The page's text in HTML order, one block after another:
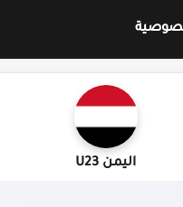
اليمن U23